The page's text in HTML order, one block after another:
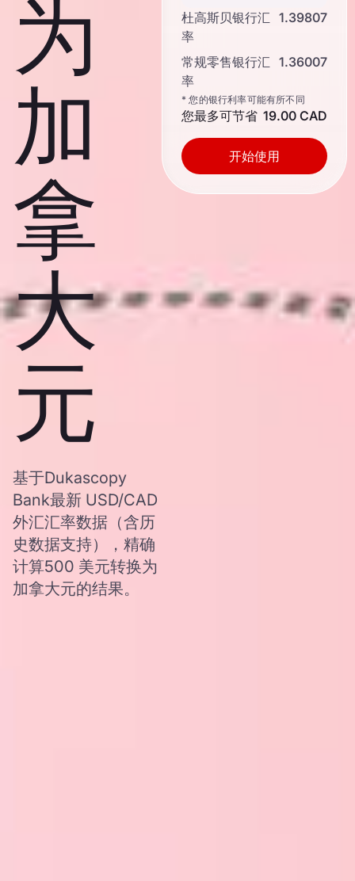
为
加
拿
大
元
基于Dukascopy
Bank最新 USD/CAD
外汇汇率数据（含历
史数据支持），精确
计算500 美元转换为
加拿大元的结果。
杜高斯贝银行汇
率
1.39807
常规零售银行汇
率
1.36007
* 您的银行利率可能有所不同
您最多可节省 19.00 CAD
开始使用